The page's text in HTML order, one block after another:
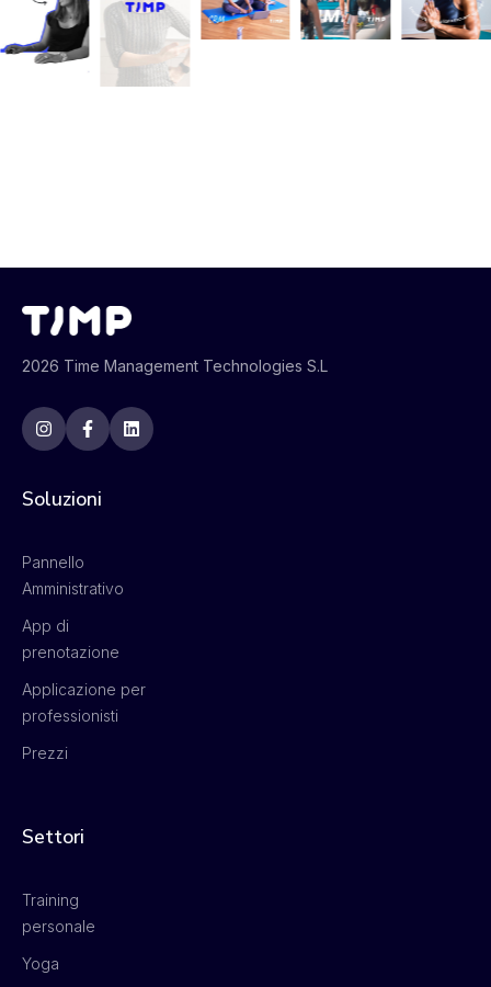
2026 Time Management Technologies S.L
Soluzioni
Pannello
Amministrativo
App di
prenotazione
Applicazione per
professionisti
Prezzi
Settori
Training
personale
Yoga